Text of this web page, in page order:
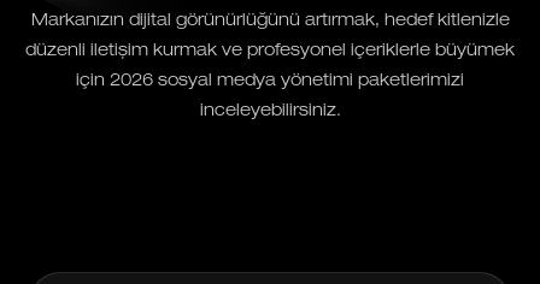
Markanızın dijital görünürlüğünü artırmak, hedef kitlenizle
düzenli iletişim kurmak ve profesyonel içeriklerle büyümek
için 2026 sosyal medya yönetimi paketlerimizi
inceleyebilirsiniz.